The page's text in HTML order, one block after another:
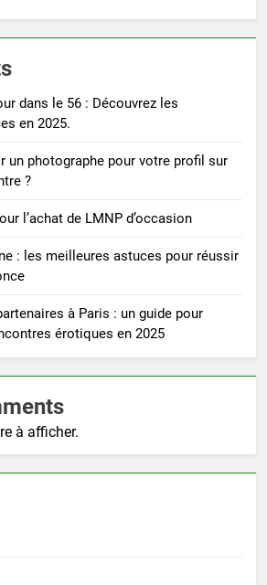
dans le 56 : Découvrez les
en 2025.
un photographe pour votre profil sur
?
l’achat de LMNP d’occasion
: les meilleures astuces pour réussir
à Paris : un guide pour
érotiques en 2025
à afficher.